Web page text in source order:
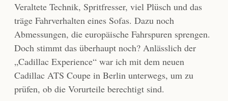
Veraltete Technik, Spritfresser, viel Plüsch und das
träge Fahrverhalten eines Sofas. Dazu noch
Abmessungen, die europäische Fahrspuren sprengen.
Doch stimmt das überhaupt noch? Anlässlich der
„Cadillac Experience“ war ich mit dem neuen
Cadillac ATS Coupe in Berlin unterwegs, um zu
prüfen, ob die Vorurteile berechtigt sind.